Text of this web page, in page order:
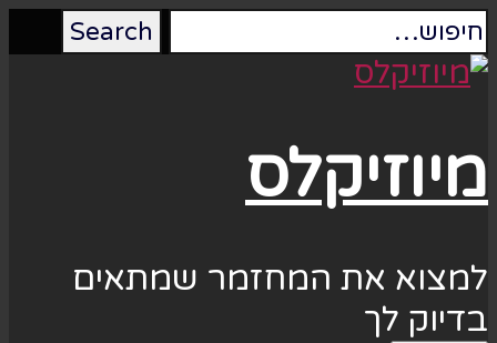
מיוזיקלס
למצוא את המחזמר שמתאים
בדיוק לך